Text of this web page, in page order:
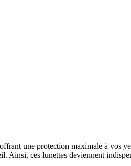
une protection maximale à vos
Ainsi, ces lunettes deviennent